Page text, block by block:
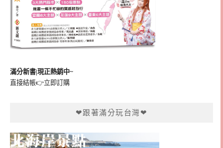
滿分新書|現正熱銷中~
直接結帳👉立即訂購
❤跟著滿分玩台灣❤